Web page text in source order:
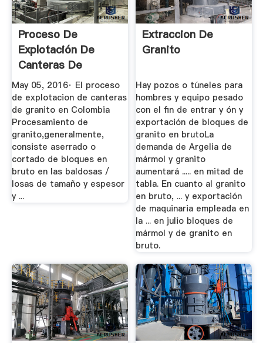
Proceso De
Explotación De
Canteras De
Granito En
Colombia ...
May 05, 2016· El proceso
de explotacion de canteras
de granito en Colombia
Procesamiento de
granito,generalmente,
consiste aserrado o
cortado de bloques en
bruto en las baldosas /
losas de tamaño y espesor
y ...
Extraccion De
Granito
Hay pozos o túneles para
hombres y equipo pesado
con el fin de entrar y ón y
exportación de bloques de
granito en brutoLa
demanda de Argelia de
mármol y granito
aumentará ..... en mitad de
tabla. En cuanto al granito
en bruto, ... y exportación
de maquinaria empleada en
la ... en julio bloques de
mármol y de granito en
bruto.